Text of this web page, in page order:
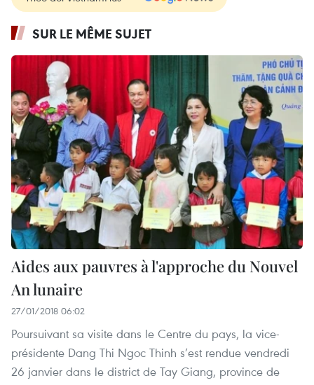
SUR LE MÊME SUJET
Aides aux pauvres à l'approche du Nouvel
An lunaire
27/01/2018 06:02
Poursuivant sa visite dans le Centre du pays, la vice-
présidente Dang Thi Ngoc Thinh s’est rendue vendredi
26 janvier dans le district de Tay Giang, province de